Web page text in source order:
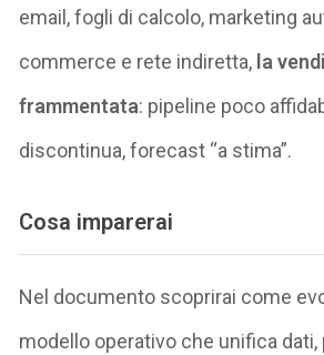
email, fogli di calcolo, marketing
commerce e rete indiretta, la
frammentata: pipeline poco
discontinua, forecast “a stima”.
Cosa imparerai
Nel documento scoprirai come
modello operativo che unifica